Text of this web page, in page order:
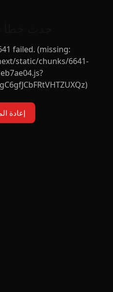
failed. (missing:
static/chunks/6641-
إعادة